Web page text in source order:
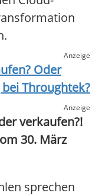
Anzeige
Oder
Throughtek?
Anzeige
verkaufen?!
30. März
sprechen